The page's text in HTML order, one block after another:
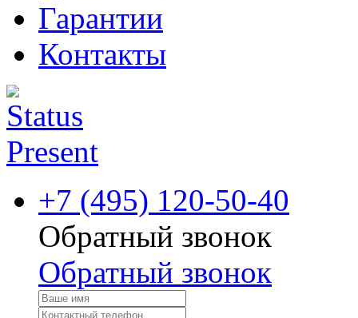
Гарантии
Контакты
+7 (495) 120-50-40
Обратный звонок
Обратный звонок